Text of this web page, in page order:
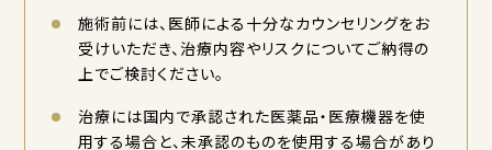
施術前には、医師による十分なカウンセリングをお
受けいただき、治療内容やリスクについてご納得の
上でご検討ください。
治療には国内で承認された医薬品・医療機器を使
用する場合と、未承認のものを使用する場合があり